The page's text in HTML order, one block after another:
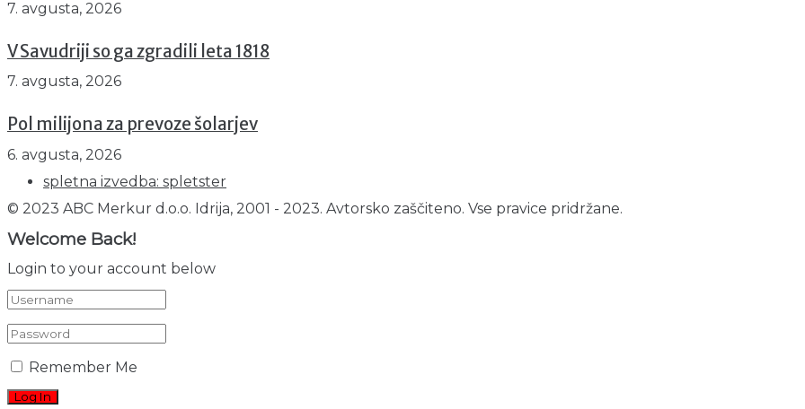
7. avgusta, 2026
V Savudriji so ga zgradili leta 1818
7. avgusta, 2026
Pol milijona za prevoze šolarjev
6. avgusta, 2026
spletna izvedba: spletster
© 2023 ABC Merkur d.o.o. Idrija, 2001 - 2023. Avtorsko zaščiteno. Vse pravice pridržane.
Welcome Back!
Login to your account below
Remember Me